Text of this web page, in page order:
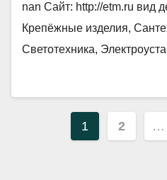
nan Сайт: http://etm.ru вид
Крепёжные изделия,
Светотехника,
1 2 …